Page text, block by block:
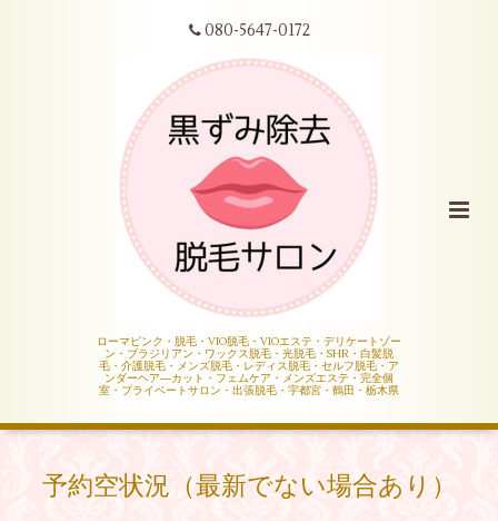
080-5647-0172
ローマピンク・脱毛・VIO脱毛・VIOエステ・デリケートゾー
ン・ブラジリアン・ワックス脱毛・光脱毛・SHR・白髪脱
毛・介護脱毛・メンズ脱毛・レディス脱毛・セルフ脱毛・ア
ンダーヘア―カット・フェムケア・メンズエステ・完全個
室・プライベートサロン・出張脱毛・宇都宮・鶴田・栃木県
予約空状況（最新でない場合あり）